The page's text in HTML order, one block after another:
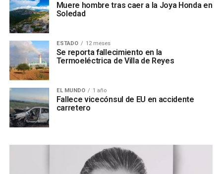
Muere hombre tras caer a la Joya Honda en
Soledad
ESTADO 12 meses
Se reporta fallecimiento en la
Termoeléctrica de Villa de Reyes
EL MUNDO 1 año
Fallece vicecónsul de EU en accidente
carretero